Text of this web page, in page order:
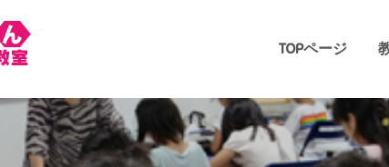
菊水学園そろばん教室
室です。幼児教室もし
岩倉市と一宮市のそろばん教室、信頼の75
TOPページ